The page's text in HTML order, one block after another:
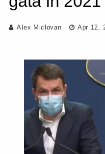
Alex Miclovan Apr 12,